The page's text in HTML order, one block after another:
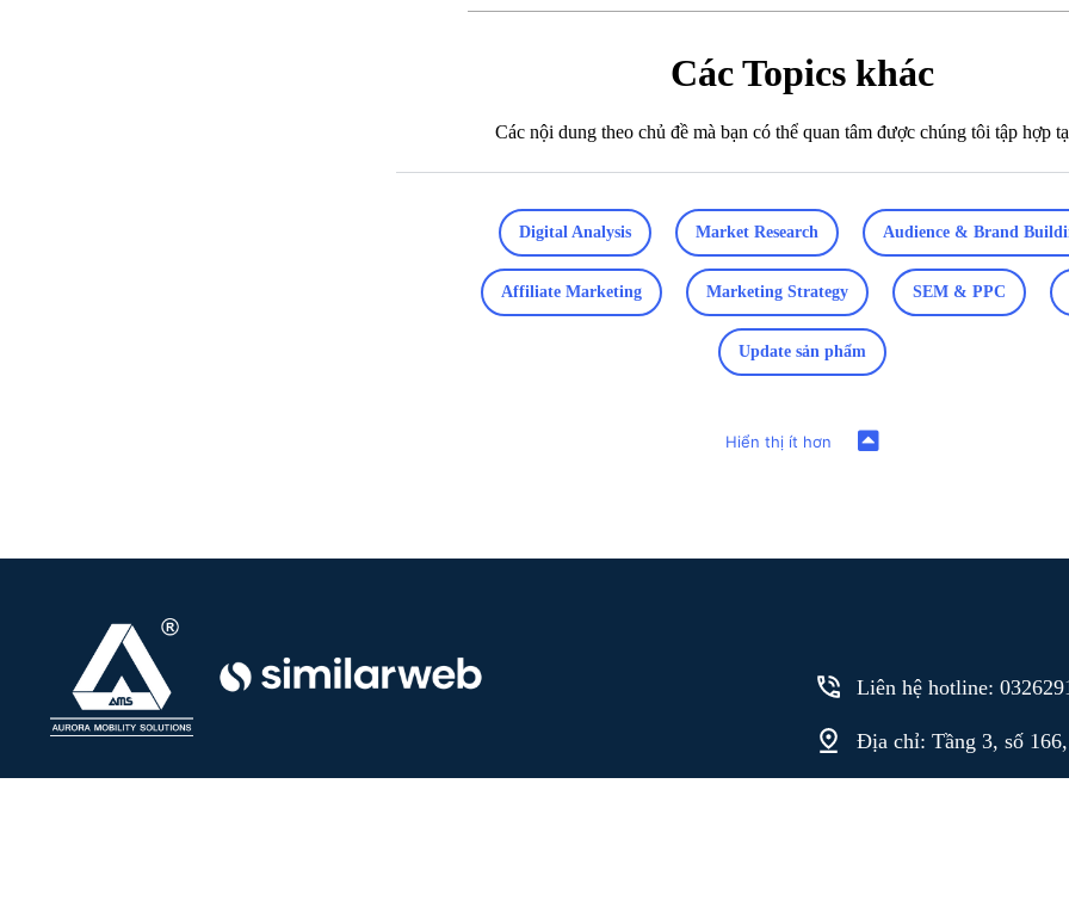
Các Topics khác
Các nội dung theo chủ đề mà bạn có thể quan tâm được chúng tôi tập hợp
Digital Analysis Market Research Audience & Brand
Affiliate Marketing Marketing Strategy SEM & PPC
Update sản phẩm
Liên hệ hotline:
Địa chỉ: Tầng 3, số